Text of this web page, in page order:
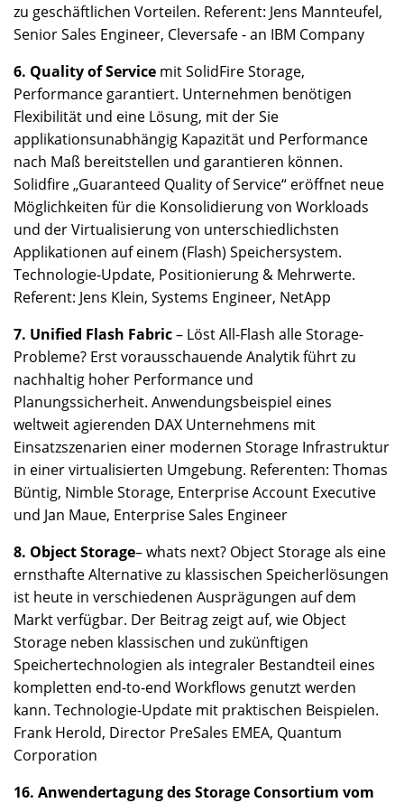
zu geschäftlichen Vorteilen. Referent: Jens Mannteufel,
Senior Sales Engineer, Cleversafe - an IBM Company
6. Quality of Service mit SolidFire Storage,
Performance garantiert. Unternehmen benötigen
Flexibilität und eine Lösung, mit der Sie
applikationsunabhängig Kapazität und Performance
nach Maß bereitstellen und garantieren können.
Solidfire „Guaranteed Quality of Service“ eröffnet neue
Möglichkeiten für die Konsolidierung von Workloads
und der Virtualisierung von unterschiedlichsten
Applikationen auf einem (Flash) Speichersystem.
Technologie-Update, Positionierung & Mehrwerte.
Referent: Jens Klein, Systems Engineer, NetApp
7. Unified Flash Fabric– Löst All-Flash alle Storage-
Probleme? Erst vorausschauende Analytik führt zu
nachhaltig hoher Performance und
Planungssicherheit. Anwendungsbeispiel eines
weltweit agierenden DAX Unternehmens mit
Einsatzszenarien einer modernen Storage Infrastruktur
in einer virtualisierten Umgebung. Referenten: Thomas
Büntig, Nimble Storage, Enterprise Account Executive
und Jan Maue, Enterprise Sales Engineer
8. Object Storage– whats next? Object Storage als eine
ernsthafte Alternative zu klassischen Speicherlösungen
ist heute in verschiedenen Ausprägungen auf dem
Markt verfügbar. Der Beitrag zeigt auf, wie Object
Storage neben klassischen und zukünftigen
Speichertechnologien als integraler Bestandteil eines
kompletten end-to-end Workflows genutzt werden
kann. Technologie-Update mit praktischen Beispielen.
Frank Herold, Director PreSales EMEA, Quantum
Corporation
16. Anwendertagung des Storage Consortium vom